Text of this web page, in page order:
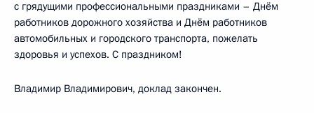
с грядущими профессиональными праздниками – Днём
работников дорожного хозяйства и Днём работников
автомобильных и городского транспорта, пожелать
здоровья и успехов. С праздником!
Владимир Владимирович, доклад закончен.